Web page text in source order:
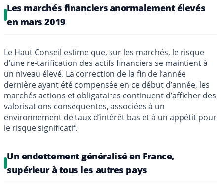
Les marchés financiers anormalement élevés
en mars 2019
Le Haut Conseil estime que, sur les marchés, le risque
d’une re-tarification des actifs financiers se maintient à
un niveau élevé. La correction de la fin de l’année
dernière ayant été compensée en ce début d’année, les
marchés actions et obligataires continuent d’afficher des
valorisations conséquentes, associées à un
environnement de taux d’intérêt bas et à un appétit pour
le risque significatif.
Un endettement généralisé en France,
supérieur à tous les autres pays